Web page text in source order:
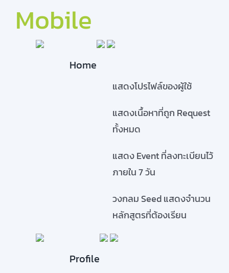
Mobile
Home
แสดงโปรไฟล์ของผู้ใช้
แสดงเนื้อหาที่ถูก Request
ทั้งหมด
แสดง Event ที่ลงทะเบียนไว้
ภายใน 7 วัน
วงกลม Seed แสดงจำนวน
หลักสูตรที่ต้องเรียน
Profile